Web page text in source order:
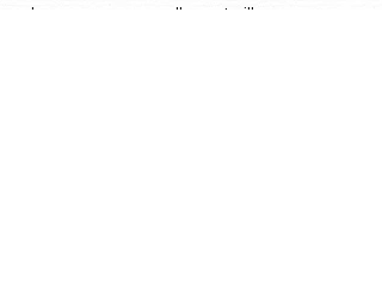
de yoga comme nulle part ailleurs